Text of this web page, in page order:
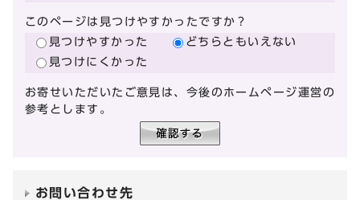
このページは見つけやすかったですか？
見つけやすかった
どちらともいえない
見つけにくかった
お寄せいただいたご意見は、今後のホームページ運営の
参考とします。
お問い合わせ先